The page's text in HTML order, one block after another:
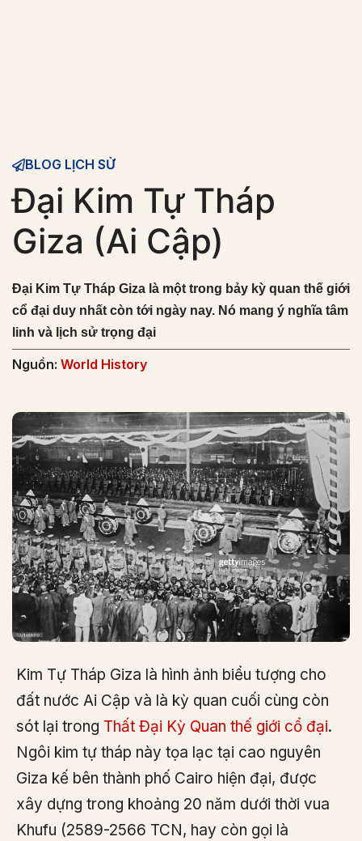
BLOG LỊCH SỬ
Đại Kim Tự Tháp
Giza (Ai Cập)
Đại Kim Tự Tháp Giza là một trong bảy kỳ quan thế giới
cổ đại duy nhất còn tới ngày nay. Nó mang ý nghĩa tâm
linh và lịch sử trọng đại
Nguồn: World History
Kim Tự Tháp Giza là hình ảnh biểu tượng cho
đất nước Ai Cập và là kỳ quan cuối cùng còn
sót lại trong Thất Đại Kỳ Quan thế giới cổ đại.
Ngôi kim tự tháp này tọa lạc tại cao nguyên
Giza kế bên thành phố Cairo hiện đại, được
xây dựng trong khoảng 20 năm dưới thời vua
Khufu (2589-2566 TCN, hay còn gọi là